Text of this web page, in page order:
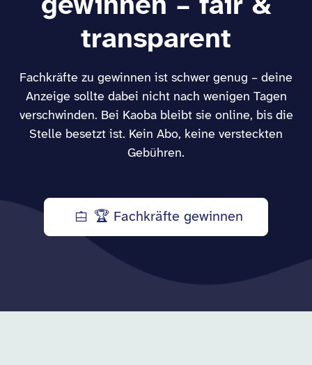
gewinnen – fair &
transparent
Fachkräfte zu gewinnen ist schwer genug – deine
Anzeige sollte dabei nicht nach wenigen Tagen
verschwinden. Bei Kaoba bleibt sie online, bis die
Stelle besetzt ist. Kein Abo, keine versteckten
Gebühren.
🏆 Fachkräfte gewinnen